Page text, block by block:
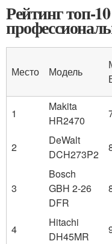
Рейтинг топ-
Место Модель
1
Makita
HR2470
2
DeWalt
DCH273P2
3
Bosch
GBH 2-26
DFR
4
Hitachi
DH45MR